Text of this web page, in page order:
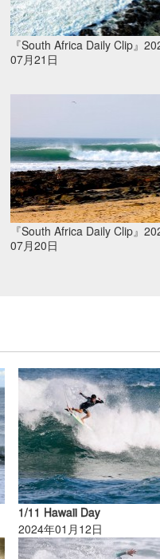
『South Africa Daily Clip』
07月21日
『South Africa Daily Clip』
07月20日
1/11 Hawaii Day
2024年01月12日